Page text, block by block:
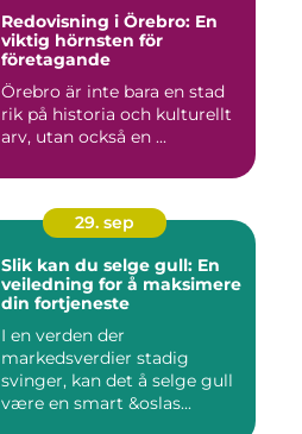
Redovisning i Örebro: En
viktig hörnsten för
företagande
Örebro är inte bara en stad
rik på historia och kulturellt
arv, utan också en ...
29. sep
Slik kan du selge gull: En
veiledning for å maksimere
din fortjeneste
I en verden der
markedsverdier stadig
svinger, kan det å selge gull
være en smart &oslas...